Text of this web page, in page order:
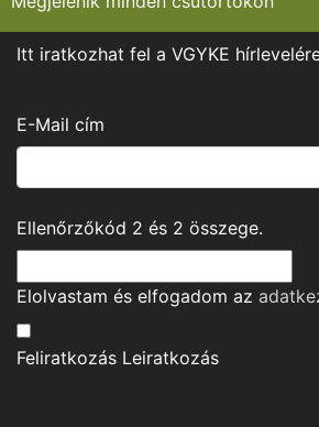
Itt iratkozhat fel a VGYKE
E-Mail cím
Ellenőrzőkód 2 és 2 összege.
Elolvastam és elfogadom az
Feliratkozás Leiratkozás